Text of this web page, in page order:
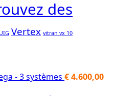
des
UIG Vertex vitran vx 10
- 3 systèmes €4.600,00